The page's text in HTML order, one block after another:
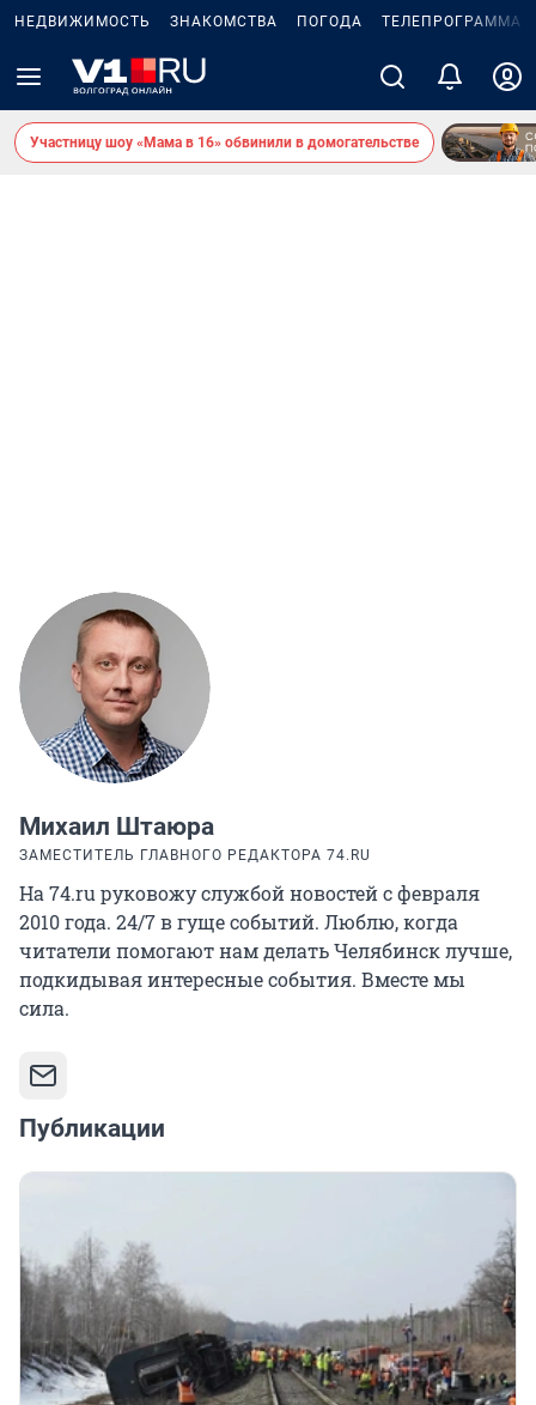
НЕДВИЖИМОСТЬ ЗНАКОМСТВА ПОГОДА ТЕЛЕПРОГРАММА
Участницу шоу «Мама в 16» обвинили в домогательстве
Михаил Штаюра
ЗАМЕСТИТЕЛЬ ГЛАВНОГО РЕДАКТОРА 74.RU
На 74.ru руковожу службой новостей с февраля
2010 года. 24/7 в гуще событий. Люблю, когда
читатели помогают нам делать Челябинск лучше,
подкидывая интересные события. Вместе мы
сила.
Публикации